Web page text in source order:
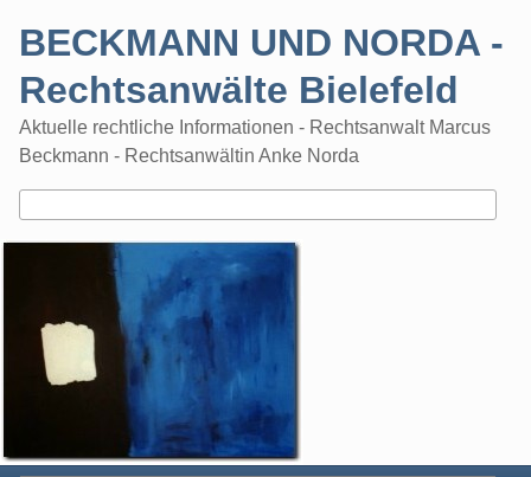
BECKMANN UND NORDA -
Rechtsanwälte Bielefeld
Aktuelle rechtliche Informationen - Rechtsanwalt Marcus
Beckmann - Rechtsanwältin Anke Norda